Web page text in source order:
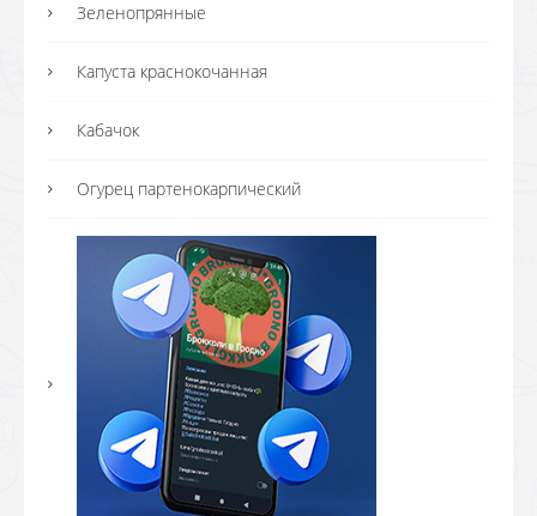
Зеленопрянные
Капуста краснокочанная
Кабачок
Огурец партенокарпический